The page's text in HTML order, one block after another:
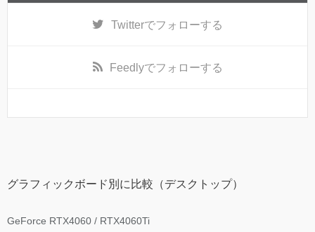
Twitterでフォローする
Feedlyでフォローする
グラフィックボード別に比較（デスクトップ）
GeForce RTX4060 / RTX4060Ti